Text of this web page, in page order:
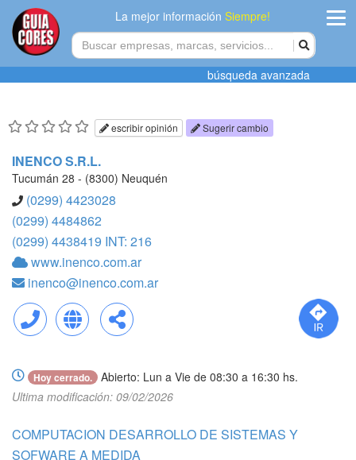
La mejor informaciónSiempre!
Agregar
Contactenos
búsqueda avanzada
escribir opinión Sugerir cambio
INENCO S.R.L.
Tucumán 28 - (8300) Neuquén
(0299) 4423028
(0299) 4484862
(0299) 4438419 INT: 216
www.inenco.com.ar
inenco@inenco.com.ar
Llamar Web Compartir
Hoy cerrado.
Abierto: Lun a Vie de 08:30 a 16:30 hs.
Ultima modificación: 09/02/2026
COMPUTACION DESARROLLO DE SISTEMAS Y
SOFWARE A MEDIDA